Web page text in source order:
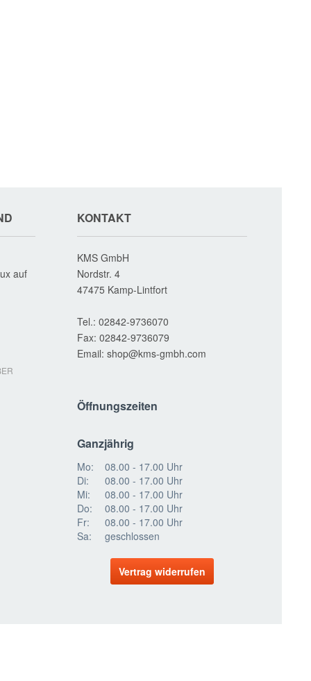
auf
KONTAKT
KMS GmbH
Nordstr. 4
47475 Kamp-Lintfort
Tel.: 02842-9736070
Fax: 02842-9736079
Email: shop
Öffnungszeiten
Ganzjährig
Mo:
08.00 - 17.00 Uhr
Di:
08.00 - 17.00 Uhr
Mi:
08.00 - 17.00 Uhr
Do:
08.00 - 17.00 Uhr
Fr:
08.00 - 17.00 Uhr
Sa:
geschlossen
Vertrag widerrufen